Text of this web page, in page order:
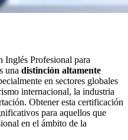
Inglés Profesional para
una distinción altamente
en sectores globales
internacional, la industria
Obtener esta certificación
para aquellos que
en el ámbito de la